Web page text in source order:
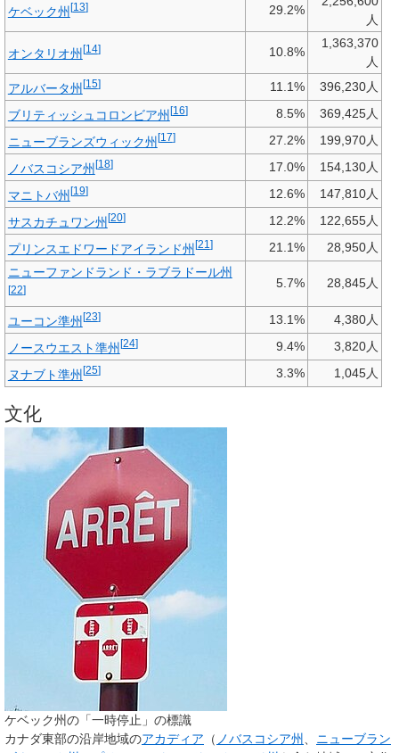
ケベック州[13] 29.2%
人
オンタリオ州[14] 10.8%
1,363,370
人
アルバータ州[15] 11.1%
396,230人
ブリティッシュコロンビア州[16] 8.5%
369,425人
ニューブランズウィック州[17] 27.2%
199,970人
ノバスコシア州[18] 17.0%
154,130人
マニトバ州[19] 12.6%
147,810人
サスカチュワン州[20] 12.2%
122,655人
プリンスエドワードアイランド州[21 ] 21.1%
28,950人
ニューファンドランド・ラブラドール州
[22] 5.7% 28,845人
ユーコン準州[23] 13.1%
4,380人
ノースウエスト準州[24] 9.4%
3,820人
ヌナブト準州[25] 3.3% 1,045人
文化
ケベック州の「一時停止」の標識
カナダ東部の沿岸地域のアカディア （ ノバスコシア州
ニューブラン